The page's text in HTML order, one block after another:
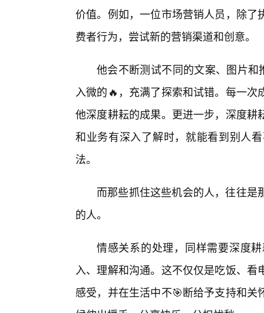
价值。例如，一位市场营销人员，除
费者行为，尝试新的营销渠道和创意。
他会不断测试不同的文案、图片和
入微的🔥，充满了探索和试错。每一
他深度耕耘的成果。更进一步，深度
和业务有深入了解时，就能看到别人
法。
而那些抓住这些机会的人，往往
的人。
情感关系的处理，同样需要深度
入、理解和沟通。这不仅仅是吃饭、
感受，并在生活中不🎯断给予支持和